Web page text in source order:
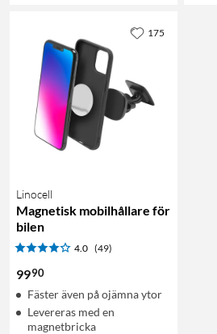
Linocell
Magnetisk mobilhållare för
bilen
4.0 (49)
9990
Fäster även på ojämna ytor
Levereras med en
magnetbricka
175